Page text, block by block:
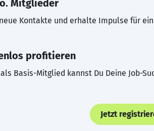
Mitglieder
Kontakte und erhalte Impulse für
profitieren
Basis-Mitglied kannst Du Deine Job-
Jetzt